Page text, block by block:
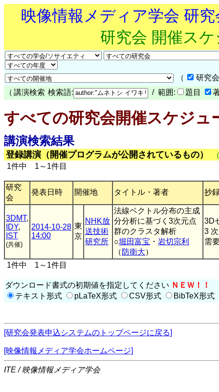
映像情報メディア学会 研
研究会 開催ス
（
研究
（ 講演検索 検索語: / 範囲: 題目
すべての研究会開催スケジュ
講演検索結果
登録講演（開催プログラムが公開されているもの）
1件中 1～1件目
研究
会
発表日時 開催地 タイトル・著者 抄
3DMT,
IDY,
IST
(共催)
2014-10-28
14:00
東
京
NHK放
送技術
研究所
法線ベクトル分布の主成
分分析に基づく3次元点
群のクラスタ解析
○堀田富宝 ・ 岩切宗利
（ 防衛大）
3D
3
需
1件中 1～1件目
ダウンロード書式の初期値を指定してください ＮＥＷ！！
テキスト形式
pLaTeX形式 CSV形式 BibTeX形式
[研究会発表申込システムのトップページに戻る]
[映像情報メディア学会ホームページ]
ITE / 映像情報メディア学会